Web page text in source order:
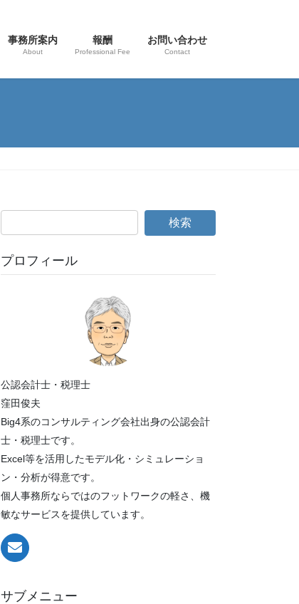
事務所案内
About
報酬
Professional Fee
お問い合わせ
Contact
プロフィール
公認会計士・税理士
窪田俊夫
Big4系のコンサルティング会社出身の公認会計
士・税理士です。
Excel等を活用したモデル化・シミュレーショ
ン・分析が得意です。
個人事務所ならではのフットワークの軽さ、機
敏なサービスを提供しています。
サブメニュー